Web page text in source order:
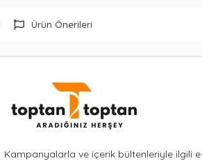
Ürün Önerileri
Kampanyalarla ve içerik bültenleriyle ilgili